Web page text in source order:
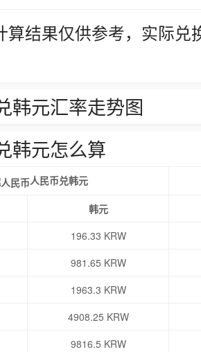
算结果仅供参考，实际
韩元汇率走势图
韩元怎么算
人民币兑韩元
韩元
196.33 KRW
981.65 KRW
1963.3 KRW
4908.25 KRW
9816.5 KRW